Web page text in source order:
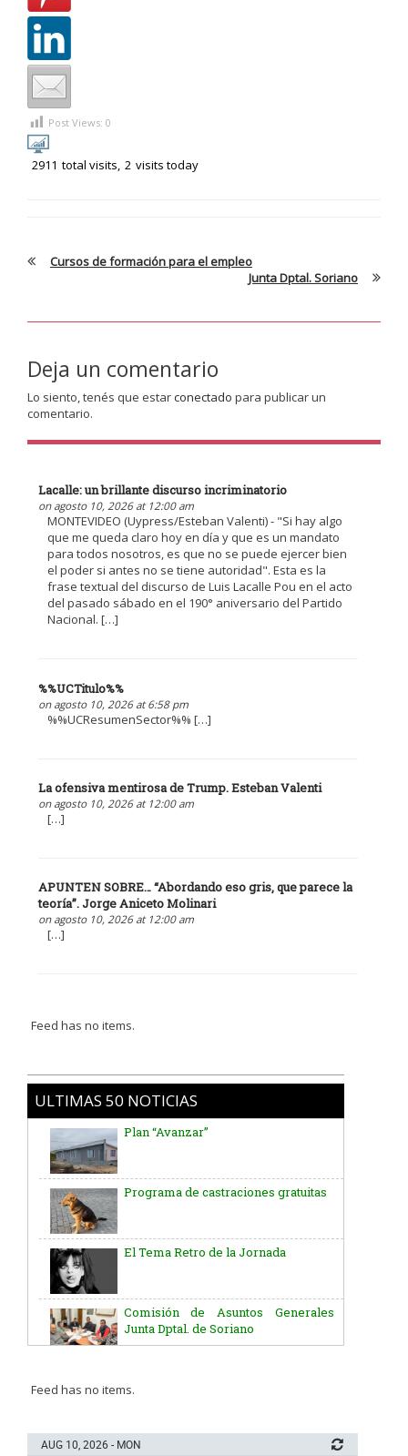
Post Views: 0
2911 total visits, 2 visits today
Cursos de formación para el empleo
Junta Dptal. Soriano
Deja un comentario
Lo siento, tenés que estarconectado para publicar un
comentario.
Lacalle: un brillante discurso incriminatorio
on agosto 10, 2026 at 12:00 am
MONTEVIDEO (Uypress/Esteban Valenti) - "Si hay algo
que me queda claro hoy en día y que es un mandato
para todos nosotros, es que no se puede ejercer bien
el poder si antes no se tiene autoridad". Esta es la
frase textual del discurso de Luis Lacalle Pou en el acto
del pasado sábado en el 190° aniversario del Partido
Nacional. […]
%%UCTitulo%%
on agosto 10, 2026 at 6:58 pm
%%UCResumenSector%% […]
La ofensiva mentirosa de Trump. Esteban Valenti
on agosto 10, 2026 at 12:00 am
[…]
APUNTEN SOBRE… “Abordando eso gris, que parece la
teoría”. Jorge Aniceto Molinari
on agosto 10, 2026 at 12:00 am
[…]
Feed has no items.
ULTIMAS 50 NOTICIAS
Plan “Avanzar”
Programa de castraciones gratuitas
El Tema Retro de la Jornada
Comisión de Asuntos Generales
Junta Dptal. de Soriano
José G. Artigas
Batallón “Asencio” de Infantería N° 5
Feed has no items.
AUG 10, 2026 - MON